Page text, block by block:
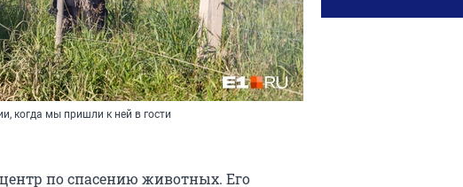
когда мы пришли к ней в гости
по спасению животных. Его